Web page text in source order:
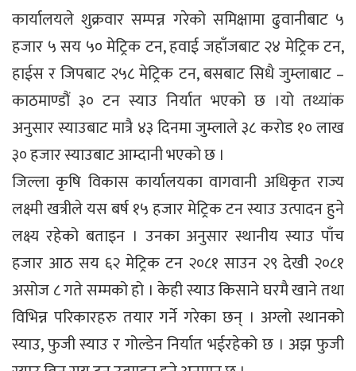
कार्यालयले शुक्रवार सम्पन्न गरेको समिक्षामा ढुवानीबाट ५
हजार ५ सय ५० मेट्रिक टन, हवाई जहाँजबाट २४ मेट्रिक टन,
हाईस र जिपबाट २५८ मेट्रिक टन, बसबाट सिधै जुम्लाबाट –
काठमाण्डौं ३० टन स्याउ निर्यात भएको छ ।यो तथ्यांक
अनुसार स्याउबाट मात्रै ४३ दिनमा जुम्लाले ३८ करोड १० लाख
३० हजार स्याउबाट आम्दानी भएको छ ।
जिल्ला कृषि विकास कार्यालयका वागवानी अधिकृत राज्य
लक्ष्मी खत्रीले यस बर्ष १५ हजार मेट्रिक टन स्याउ उत्पादन हुने
लक्ष्य रहेको बताइन । उनका अनुसार स्थानीय स्याउ पाँच
हजार आठ सय ६२ मेट्रिक टन २०८१ साउन २९ देखी २०८१
असोज ८ गते सम्मको हो । केही स्याउ किसाने घरमै खाने तथा
विभिन्न परिकारहरु तयार गर्ने गरेका छन् । अग्लो स्थानको
स्याउ, फुजी स्याउ र गोल्डेन निर्यात भईरहेको छ । अझ फुजी